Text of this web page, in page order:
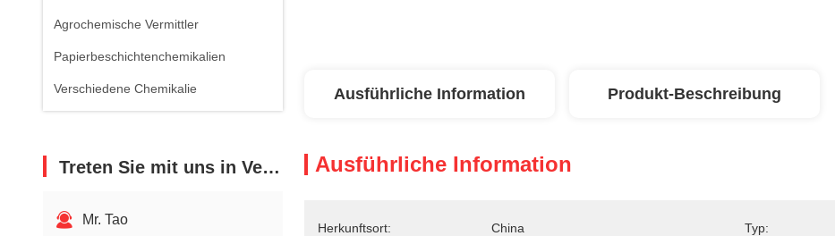
Agrochemische Vermittler
Papierbeschichtenchemikalien
Verschiedene Chemikalie
Treten Sie mit uns in Verbindung
Mr. Tao
Ausführliche Information Produkt-Beschreibung
Ausführliche Information
Herkunftsort: China Typ: